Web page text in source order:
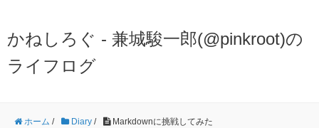
かねしろぐ - 兼城駿一郎(@pinkroot)の
ライフログ
ホーム / Diary / Markdownに挑戦してみた